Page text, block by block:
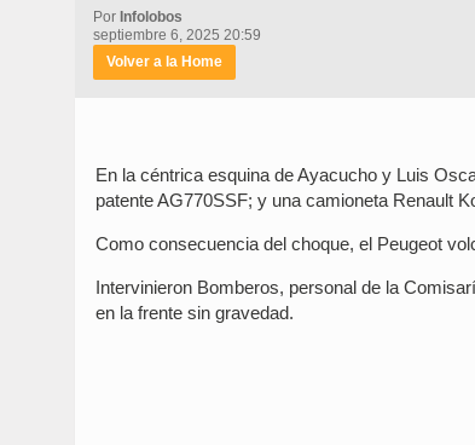
Por Infolobos
septiembre 6, 2025 20:59
Volver a la Home
En la céntrica esquina de Ayacucho y Luis
patente AG770SSF; y una camioneta Renault
Como consecuencia del choque, el Peugeot
Intervinieron Bomberos, personal de la
en la frente sin gravedad.